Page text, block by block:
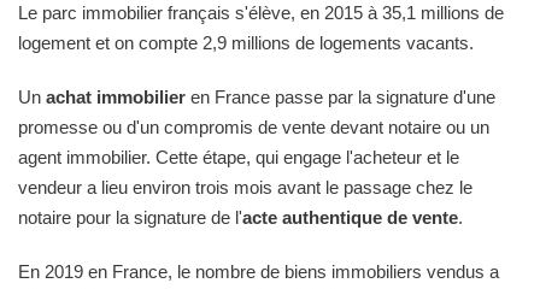
Le parc immobilier français s'élève, en 2015 à 35,1 millions de
logement et on compte 2,9 millions de logements vacants.
Un achat immobilier en France passe par la signature d'une
promesse ou d'un compromis de vente devant notaire ou un
agent immobilier. Cette étape, qui engage l'acheteur et le
vendeur a lieu environ trois mois avant le passage chez le
notaire pour la signature de l'acte authentique de vente.
En 2019 en France, le nombre de biens immobiliers vendus a